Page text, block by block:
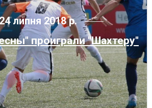
липня 2018 р.
проиграли "Шахтеру"